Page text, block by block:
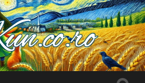
Kuncoro++